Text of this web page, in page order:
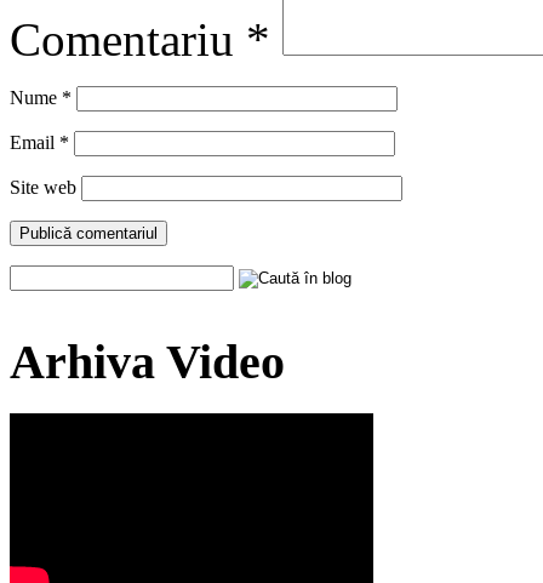
Comentariu *
Nume *
Email *
Site web
Arhiva Video